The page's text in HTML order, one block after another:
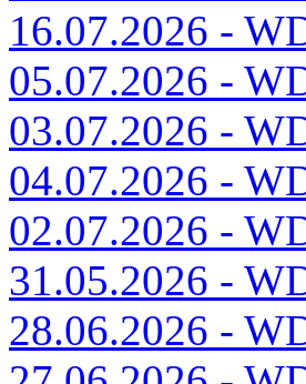
16.07.2026 -
05.07.2026 -
03.07.2026 -
04.07.2026 -
02.07.2026 -
31.05.2026 -
28.06.2026 -